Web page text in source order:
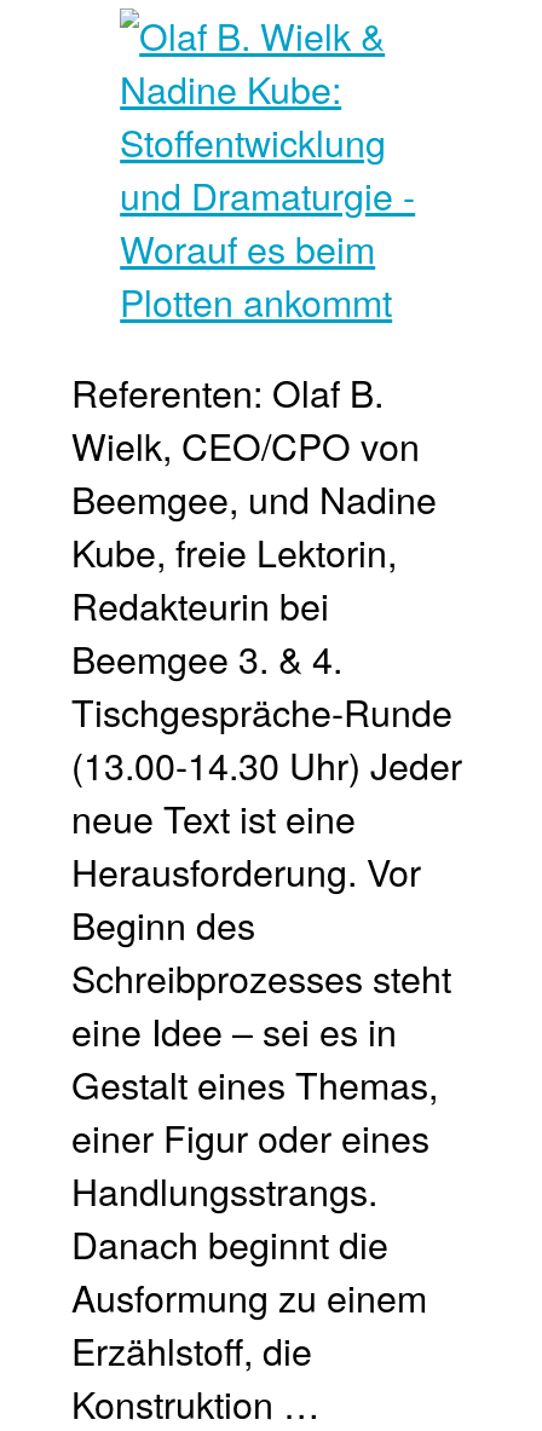
Referenten: Olaf B.
Wielk, CEO/CPO von
Beemgee, und Nadine
Kube, freie Lektorin,
Redakteurin bei
Beemgee 3. & 4.
Tischgespräche-Runde
(13.00-14.30 Uhr) Jeder
neue Text ist eine
Herausforderung. Vor
Beginn des
Schreibprozesses steht
eine Idee – sei es in
Gestalt eines Themas,
einer Figur oder eines
Handlungsstrangs.
Danach beginnt die
Ausformung zu einem
Erzählstoff, die
Konstruktion …